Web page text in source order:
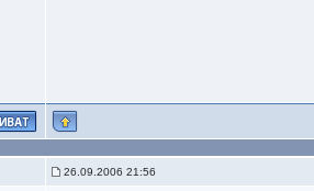
26.09.2006 21:56